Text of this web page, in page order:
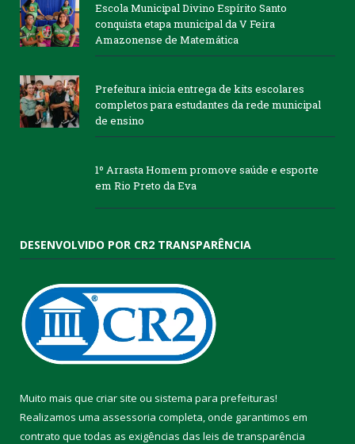
Escola Municipal Divino Espírito Santo
conquista etapa municipal da V Feira
Amazonense de Matemática
Prefeitura inicia entrega de kits escolares
completos para estudantes da rede municipal
de ensino
1º Arrasta Homem promove saúde e esporte
em Rio Preto da Eva
DESENVOLVIDO POR CR2 TRANSPARÊNCIA
Muito mais que criar site ou sistema para prefeituras!
Realizamos uma assessoria completa, onde garantimos em
contrato que todas as exigências das leis de transparência